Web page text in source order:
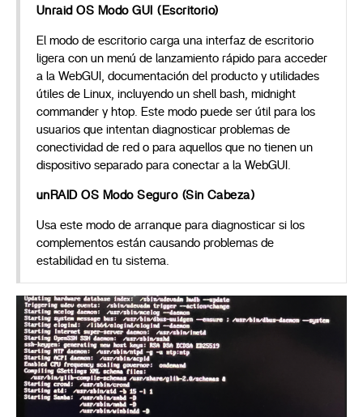
Unraid OS Modo GUI (Escritorio)
El modo de escritorio carga una interfaz de escritorio
ligera con un menú de lanzamiento rápido para acceder
a la WebGUI, documentación del producto y utilidades
útiles de Linux, incluyendo un shell bash, midnight
commander y htop. Este modo puede ser útil para los
usuarios que intentan diagnosticar problemas de
conectividad de red o para aquellos que no tienen un
dispositivo separado para conectar a la WebGUI.
unRAID OS Modo Seguro (Sin Cabeza)
Usa este modo de arranque para diagnosticar si los
complementos están causando problemas de
estabilidad en tu sistema.